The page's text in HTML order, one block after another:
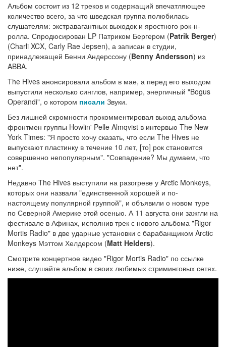
Альбом состоит из 12 треков и содержащий впечатляющее
количество всего, за что шведская группа полюбилась
слушателям: экстравагантных выходок и яростного рок-н-
ролла. Спродюсирован LP Патриком Бергером (Patrik Berger)
(Charli XCX, Carly Rae Jepsen), а записан в студии,
принадлежащей Бенни Андерссону (Benny Andersson) из
ABBA.
The Hives анонсировали альбом в мае, а перед его выходом
выпустили несколько синглов, например, энергичный "Bogus
Operandi", о котором писали Звуки.
Без лишней скромности прокомментировал выход альбома
фронтмен группы Howlin' Pelle Almqvist в интервью The New
York Times: "Я просто хочу сказать, что если The Hives не
выпускают пластинку в течение 10 лет, [то] рок становится
совершенно непопулярным". "Совпадение? Мы думаем, что
нет".
Недавно The Hives выступили на разогреве у Arctic Monkeys,
которых они назвали "единственной хорошей и по-
настоящему популярной группой", и объявили о новом туре
по Северной Америке этой осенью. А 11 августа они зажгли на
фестивале в Афинах, исполнив трек с нового альбома "Rigor
Mortis Radio" в две ударные установки с барабанщиком Arctic
Monkeys Мэттом Хелдерсом (Matt Helders).
Смотрите концертное видео "Rigor Mortis Radio" по ссылке
ниже, слушайте альбом в своих любимых стриминговых сетях.